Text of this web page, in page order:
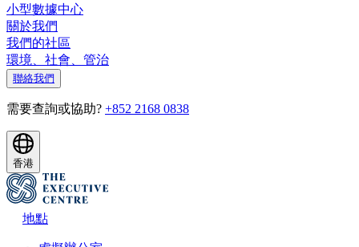
小型數據中心
關於我們
我們的社區
環境、社會、管治
聯絡我們
需要查詢或協助? +852 2168 0838
香港
地點